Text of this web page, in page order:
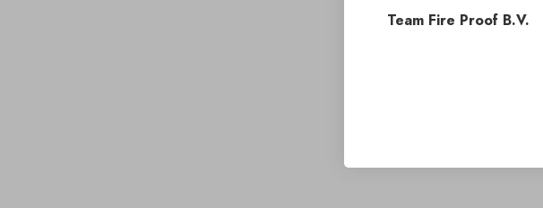
Team Fire Proof B.V.